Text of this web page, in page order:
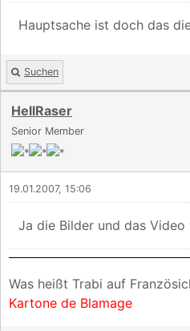
Hauptsache ist doch das
Suchen
HellRaser
Senior Member
19.01.2007, 15:06
Ja die Bilder und das
Was heißt Trabi auf
Kartone de Blamage